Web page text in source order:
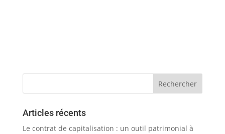
Articles récents
Le contrat de capitalisation : un outil patrimonial à